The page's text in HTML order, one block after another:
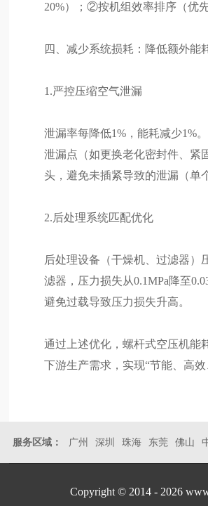
20%）；②按机组效率排序（优
四、减少系统损耗：降低额外能
1.严控压缩空气泄漏
泄漏率每降低1%，能耗减少1%
泄漏点（如更换老化密封件、紧
头，避免未插紧导致的泄漏（单
2.后处理系统匹配优化
后处理设备（干燥机、过滤器
滤器，压力损失从0.1MPa降至
避免过载导致压力损失升高。
通过上述优化，螺杆式空压机能
下游生产需求，实现“节能、高效
服务区域： 广州 深圳 珠海 东莞 佛山
Copyright © 2014 - 2026